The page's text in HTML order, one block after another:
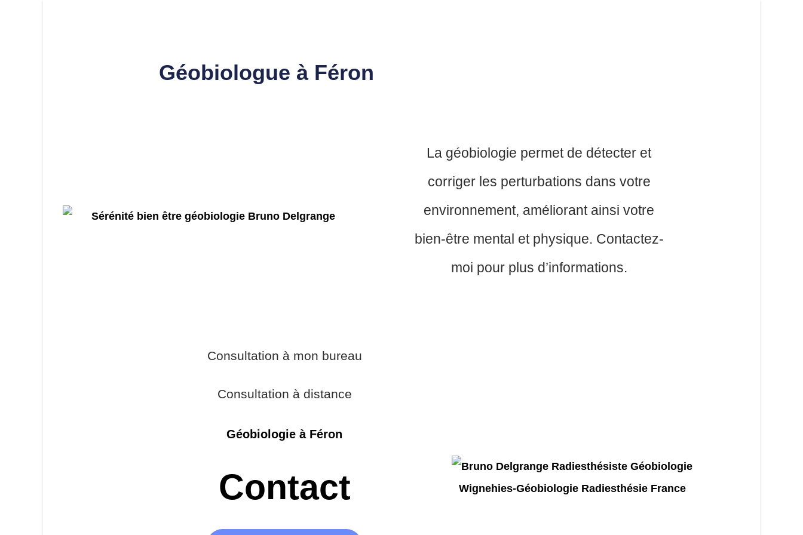
Géobiologue à Féron
La géobiologie permet de détecter et
corriger les perturbations dans votre
environnement, améliorant ainsi votre
bien-être mental et physique. Contactez-
moi pour plus d’informations.
Consultation à mon bureau
Consultation à distance
Géobiologie à Féron
Contact